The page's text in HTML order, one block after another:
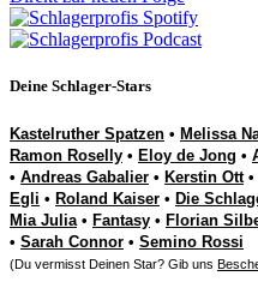
Deine Schlager-Stars
Kastelruther Spatzen • Melissa
Ramon Roselly • Eloy de Jong •
• Andreas Gabalier • Kerstin Ott•
Egli • Roland Kaiser • Die
Mia Julia• Fantasy • Florian
• Sarah Connor • Semino Rossi
(Du vermisst Deinen Star? Gib uns